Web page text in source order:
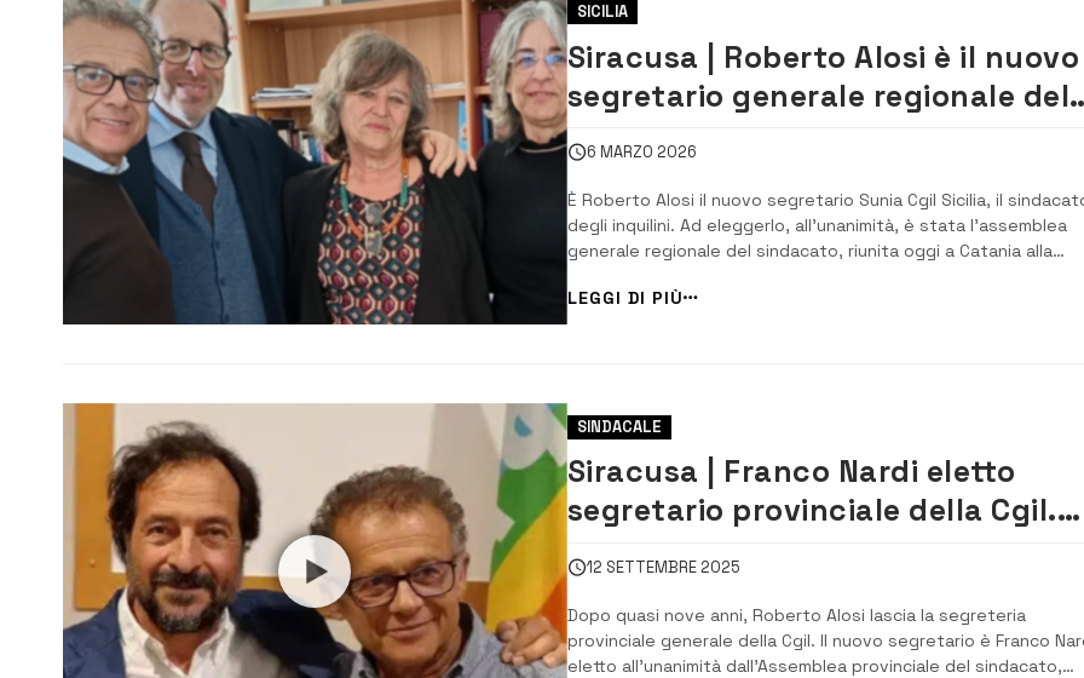
SICILIA
Siracusa | Roberto Alosi è il nuovo
segretario generale regionale del
Sunia Cgil
6 MARZO 2026
È Roberto Alosi il nuovo segretario Sunia Cgil Sicilia, il
degli inquilini. Ad eleggerlo, all’unanimità, è stata l’assemblea
generale regionale del sindacato, riunita oggi a Catania alla
della segretaria confederale Cgil Sicilia Angela Biondi. Succede
Giusy Milazzo. A...
LEGGI DI PIÙ
SINDACALE
Siracusa | Franco Nardi eletto
segretario provinciale della Cgil.
Succede a Roberto Alosi [VIDEO]
12 SETTEMBRE 2025
Dopo quasi nove anni, Roberto Alosi lascia la segreteria
provinciale generale della Cgil. Il nuovo segretario è Franco
eletto all’unanimità dall’Assemblea provinciale del sindacato,